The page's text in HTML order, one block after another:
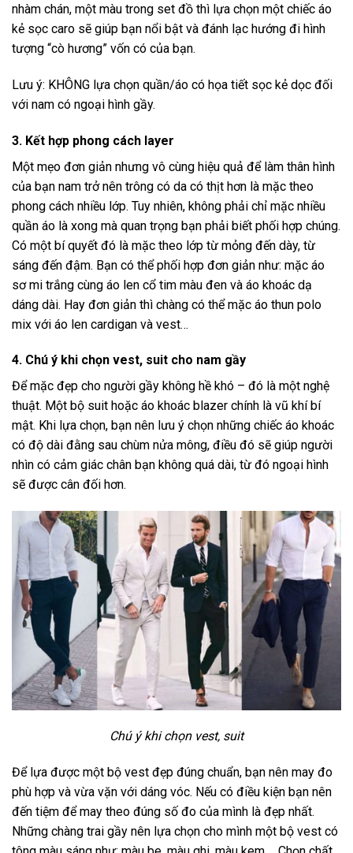
nhàm chán, một màu trong set đồ thì lựa chọn một chiếc áo
kẻ sọc caro sẽ giúp bạn nổi bật và đánh lạc hướng đi hình
tượng “cò hương” vốn có của bạn.
Lưu ý: KHÔNG lựa chọn quần/áo có họa tiết sọc kẻ dọc đối
với nam có ngoại hình gầy.
3. Kết hợp phong cách layer
Một mẹo đơn giản nhưng vô cùng hiệu quả để làm thân hình
của bạn nam trở nên trông có da có thịt hơn là mặc theo
phong cách nhiều lớp. Tuy nhiên, không phải chỉ mặc nhiều
quần áo là xong mà quan trọng bạn phải biết phối hợp chúng.
Có một bí quyết đó là mặc theo lớp từ mỏng đến dày, từ
sáng đến đậm. Bạn có thể phối hợp đơn giản như: mặc áo
sơ mi trắng cùng áo len cổ tim màu đen và áo khoác dạ
dáng dài. Hay đơn giản thì chàng có thể mặc áo thun polo
mix với áo len cardigan và vest…
4. Chú ý khi chọn vest, suit cho nam gầy
Để mặc đẹp cho người gầy không hề khó – đó là một nghệ
thuật. Một bộ suit hoặc áo khoác blazer chính là vũ khí bí
mật. Khi lựa chọn, bạn nên lưu ý chọn những chiếc áo khoác
có độ dài đằng sau chùm nửa mông, điều đó sẽ giúp người
nhìn có cảm giác chân bạn không quá dài, từ đó ngoại hình
sẽ được cân đối hơn.
Chú ý khi chọn vest, suit
Để lựa được một bộ vest đẹp đúng chuẩn, bạn nên may đo
phù hợp và vừa vặn với dáng vóc. Nếu có điều kiện bạn nên
đến tiệm để may theo đúng số đo của mình là đẹp nhất.
Những chàng trai gầy nên lựa chọn cho mình một bộ vest có